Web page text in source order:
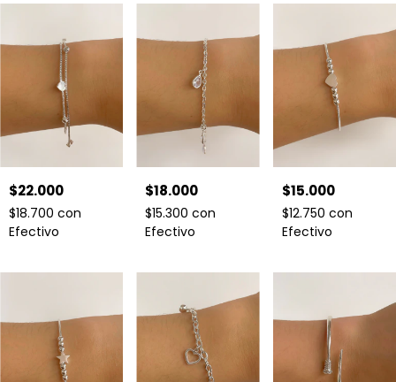
$22.000
$18.700 con
Efectivo
$18.000
$15.300con
Efectivo
$15.000
$12.750 con
Efectivo